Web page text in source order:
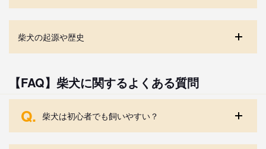
柴犬の起源や歴史
【FAQ】柴犬に関するよくある質問
Q. 柴犬は初心者でも飼いやすい？